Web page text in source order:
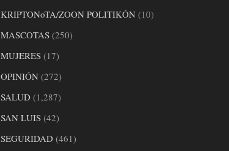
KRIPTONoTA/ZOON POLITIKÓN(10)
MASCOTAS(250)
MUJERES(17)
OPINIÓN(272)
SALUD(1,287)
SAN LUIS(42)
SEGURIDAD(461)